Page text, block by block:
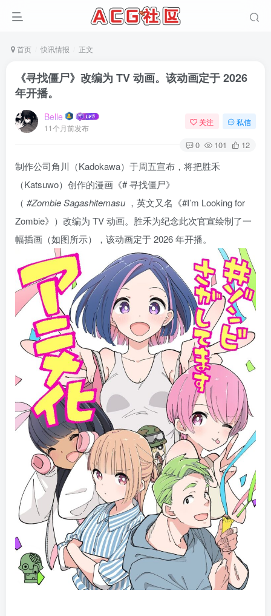
首页 快讯情报 正文
《寻找僵尸》改编为 TV 动画。该动画定于 2026
年开播。
Belle
11个月前发布
关注 私信
0 101 12
制作公司角川（Kadokawa）于周五宣布，将把胜禾
（Katsuwo）创作的漫画《# 寻找僵尸》
（ #Zombie Sagashitemasu ，英文又名《#I’m Looking for
Zombie》）改编为 TV 动画。胜禾为纪念此次官宣绘制了一
幅插画（如图所示），该动画定于 2026 年开播。